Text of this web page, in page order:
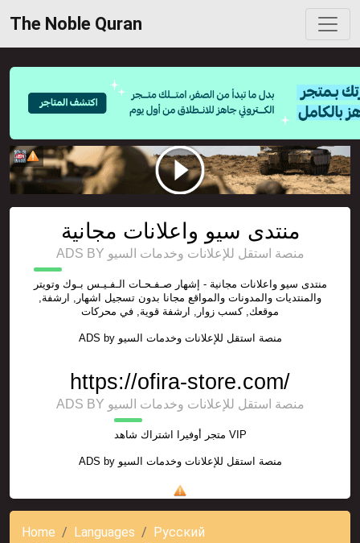
The Noble Quran
منتدى سيو واعلانات مجانية
ADS BY منصة استقل للإعلانات وخدمات السيو
منتدى سيو واعلانات مجانية - إشهار صـفـحـات الـفـيـس بـوك وتويتر
والمنتديات والمدونات والمواقع مجانا بدون تسجيل اشهار, ارشفة,
موقعك, كسب زوار, ارشفة قوية, في محركات
ADS by منصة استقل للإعلانات وخدمات السيو
https://ofira-store.com/
ADS BY منصة استقل للإعلانات وخدمات السيو
متجر أوفيرا اشتراك شاهد VIP
ADS by منصة استقل للإعلانات وخدمات السيو
Home Languages
Русский